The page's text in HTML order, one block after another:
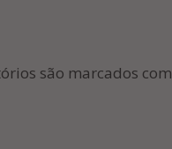
são marcados com